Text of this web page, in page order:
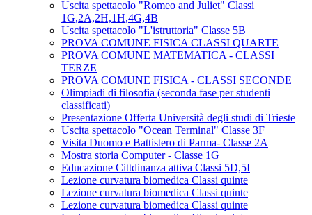
Uscita spettacolo "Romeo and Juliet" Classi
1G,2A,2H,1H,4G,4B
Uscita spettacolo "L'istruttoria" Classe 5B
PROVA COMUNE FISICA CLASSI QUARTE
PROVA COMUNE MATEMATICA - CLASSI
TERZE
PROVA COMUNE FISICA - CLASSI SECONDE
Olimpiadi di filosofia (seconda fase per studenti
classificati)
Presentazione Offerta Università degli studi di Trieste
Uscita spettacolo "Ocean Terminal" Classe 3F
Visita Duomo e Battistero di Parma- Classe 2A
Mostra storia Computer - Classe 1G
Educazione Cittdinanza attiva Classi 5D,5I
Lezione curvatura biomedica Classi quinte
Lezione curvatura biomedica Classi quinte
Lezione curvatura biomedica Classi quinte